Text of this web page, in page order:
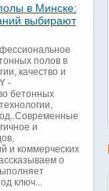
в Минске:
выбирают
полов в
качество и
-
бетонных
и
и коммерческих
о
ключ...